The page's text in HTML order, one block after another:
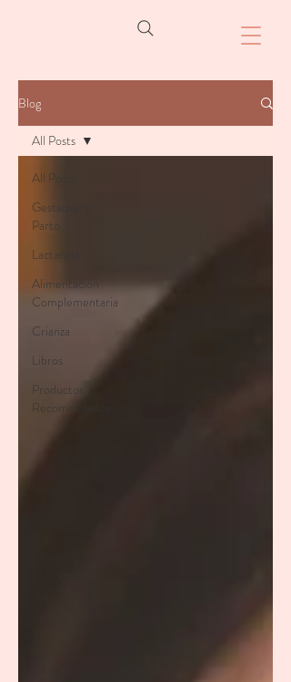
Blog
All Posts
Gestación y
Parto
Lactancia
Alimentación
Complementaria
Crianza
Libros
Productos
Recomendados
All Posts